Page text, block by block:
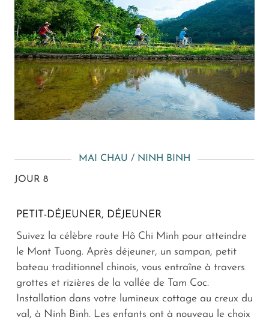
MAI CHAU / NINH BINH
JOUR 8
PETIT-DÉJEUNER, DÉJEUNER
Suivez la célèbre route Hô Chi Minh pour atteindre
le Mont Tuong. Après déjeuner, un sampan, petit
bateau traditionnel chinois, vous entraîne à travers
grottes et rizières de la vallée de Tam Coc.
Installation dans votre lumineux cottage au creux du
val, à Ninh Binh. Les enfants ont à nouveau le choix